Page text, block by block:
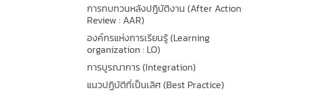
การทบทวนหลังปฎิบัติงาน (After Action
Review : AAR)
องค์กรแห่งการเรียนรู้ (Learning
organization : LO)
การบูรณาการ (Integration)
แนวปฏิบัติที่เป็นเลิศ (Best Practice)